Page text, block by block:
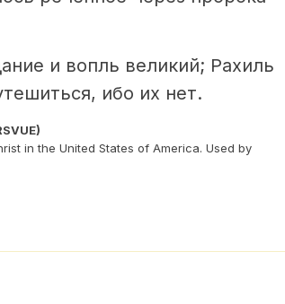
и вопль великий; Рахиль
ибо их нет.
in the United States of America. Used by